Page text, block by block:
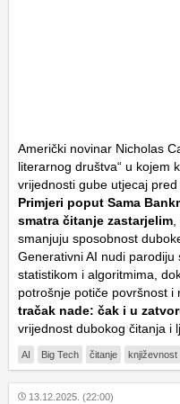
Američki novinar Nicholas
literarnog društva“ u kojem
vrijednosti gube utjecaj
Primjeri poput Sama
smatra čitanje zastarjelim,
smanjuju sposobnost
Generativni AI nudi
statistikom i algoritmima,
potrošnje potiče površnost i
tračak nade: čak i u
vrijednost dubokog čitanja i
AI Big Tech čitanje književnost
13.12.2025. (22:00)